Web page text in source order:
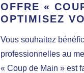
OFFRE «
OPTIMISEZ
Vous souhaitez
professionnelles au
« Coup de Main » est